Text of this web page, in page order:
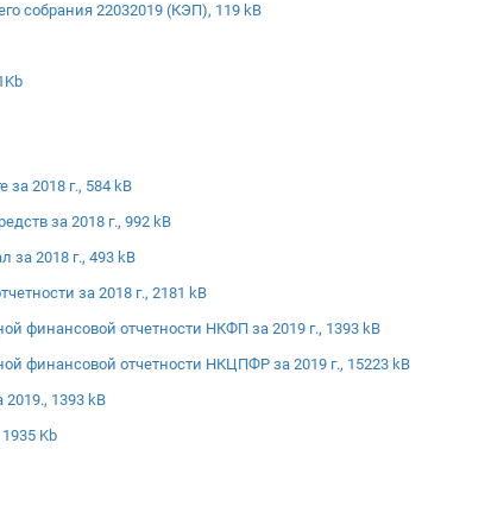
собрания 22032019 (КЭП), 119 kB
2018 г., 584 kB
за 2018 г., 992 kB
за 2018 г., 493 kB
за 2018 г., 2181 kB
финансовой отчетности НКФП за 2019 г., 1393 kB
финансовой отчетности НКЦПФР за 2019 г., 15223 kB
1393 kB
Kb